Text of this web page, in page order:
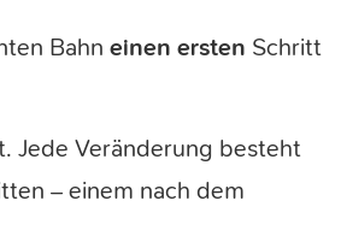
Bahn einen ersten Schritt
Jede Veränderung besteht
– einem nach dem